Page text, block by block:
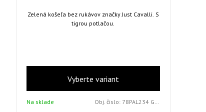
Zelená košeľa bez rukávov značky Just Cavalli. S
tigrou potlačou.
Vyberte variant
Na sklade Obj. čislo: 78PAL234 GREEN S